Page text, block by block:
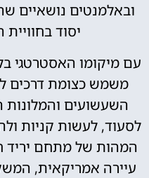
ובאלמנטים נושאיים
יסוד
עם מיקומו האסטרטגי
משמש כצומת דרכים
השעשועים והמלונות
לסעוד, לעשות קניות
המהות של מתחם יריד
עיירה אמריקאית,